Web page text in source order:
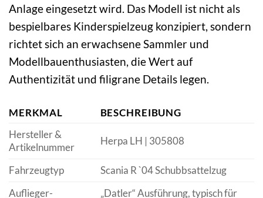
Anlage eingesetzt wird. Das Modell ist nicht als
bespielbares Kinderspielzeug konzipiert, sondern
richtet sich an erwachsene Sammler und
Modellbauenthusiasten, die Wert auf
Authentizität und filigrane Details legen.
MERKMAL
BESCHREIBUNG
Hersteller &
Artikelnummer
Herpa LH | 305808
Fahrzeugtyp
Scania R `04 Schubbsattelzug
Auflieger-
„Datler“ Ausführung, typisch für